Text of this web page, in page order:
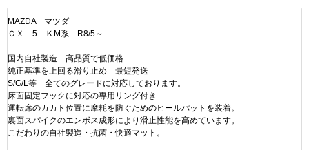
MAZDA マツダ
ＣＸ－5 ＫM系 R8/5～
国内自社製造 高品質で低価格
純正基準を上回る滑り止め 最短発送
S/G/L等 全てのグレードに対応しております。
床面固定フックに対応の専用リング付き
運転席のカカト位置に摩耗を防ぐためのヒールパットを装着。
裏面スパイクのエンボス成形により滑止性能を高めています。
こだわりの自社製造・抗菌・快適マット。